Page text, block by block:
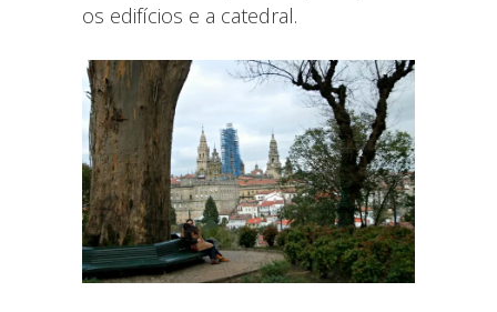
os edifícios e a catedral.